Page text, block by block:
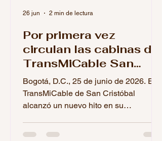
Por primera vez
circulan las cabinas del
TransMiCable San
Cristóbal: comenzó la
fase final de pruebas
Bogotá, D.C., 25 de junio de 2026. El
TransMiCable de San Cristóbal
alcanzó un nuevo hito en su
pruebas operacionales de sus cabinas.
26 jun 2 min de lectura